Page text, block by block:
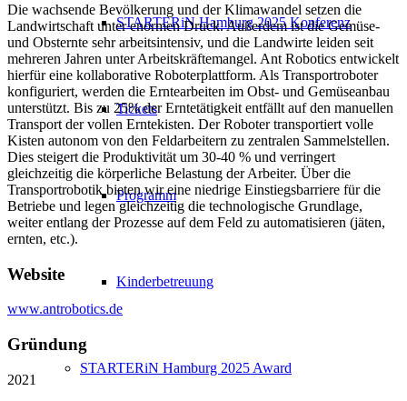
STARTERiN Hamburg 2025 Konferenz
Tickets
Programm
Kinderbetreuung
STARTERiN Hamburg 2025 Award
Die wachsende Bevölkerung und der Klimawandel setzen die
Landwirtschaft unter enormen Druck. Außerdem ist die Gemüse-
und Obsternte sehr arbeitsintensiv, und die Landwirte leiden seit
mehreren Jahren unter Arbeitskräftemangel. Ant Robotics entwickelt
hierfür eine kollaborative Roboterplattform. Als Transportroboter
konfiguriert, werden die Erntearbeiten im Obst- und Gemüseanbau
unterstützt. Bis zu 25% der Erntetätigkeit entfällt auf den manuellen
Transport der vollen Erntekisten. Der Roboter transportiert volle
Kisten autonom von den Feldarbeitern zu zentralen Sammelstellen.
Dies steigert die Produktivität um 30-40 % und verringert
gleichzeitig die körperliche Belastung der Arbeiter. Über die
Transportrobotik bieten wir eine niedrige Einstiegsbarriere für die
Betriebe und legen gleichzeitig die technologische Grundlage,
weiter entlang der Prozesse auf dem Feld zu automatisieren (jäten,
ernten, etc.).
Website
www.antrobotics.de
Gründung
2021